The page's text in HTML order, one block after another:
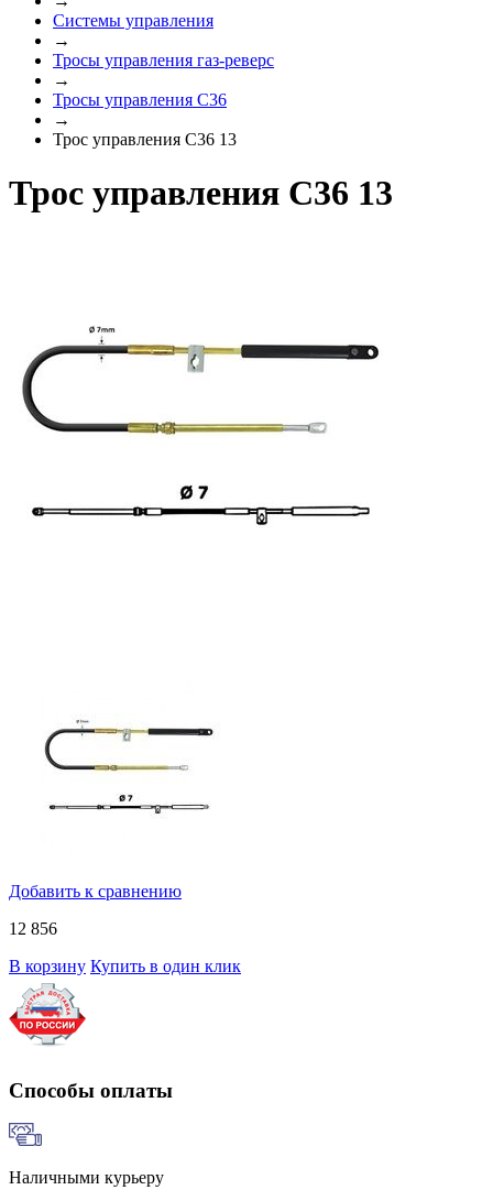
Системы управления
→
Тросы управления газ-реверс
→
Тросы управления C36
→
Трос управления C36 13
Трос управления C36 13
Добавить к сравнению
12 856
В корзину Купить в один клик
Способы оплаты
Наличными курьеру